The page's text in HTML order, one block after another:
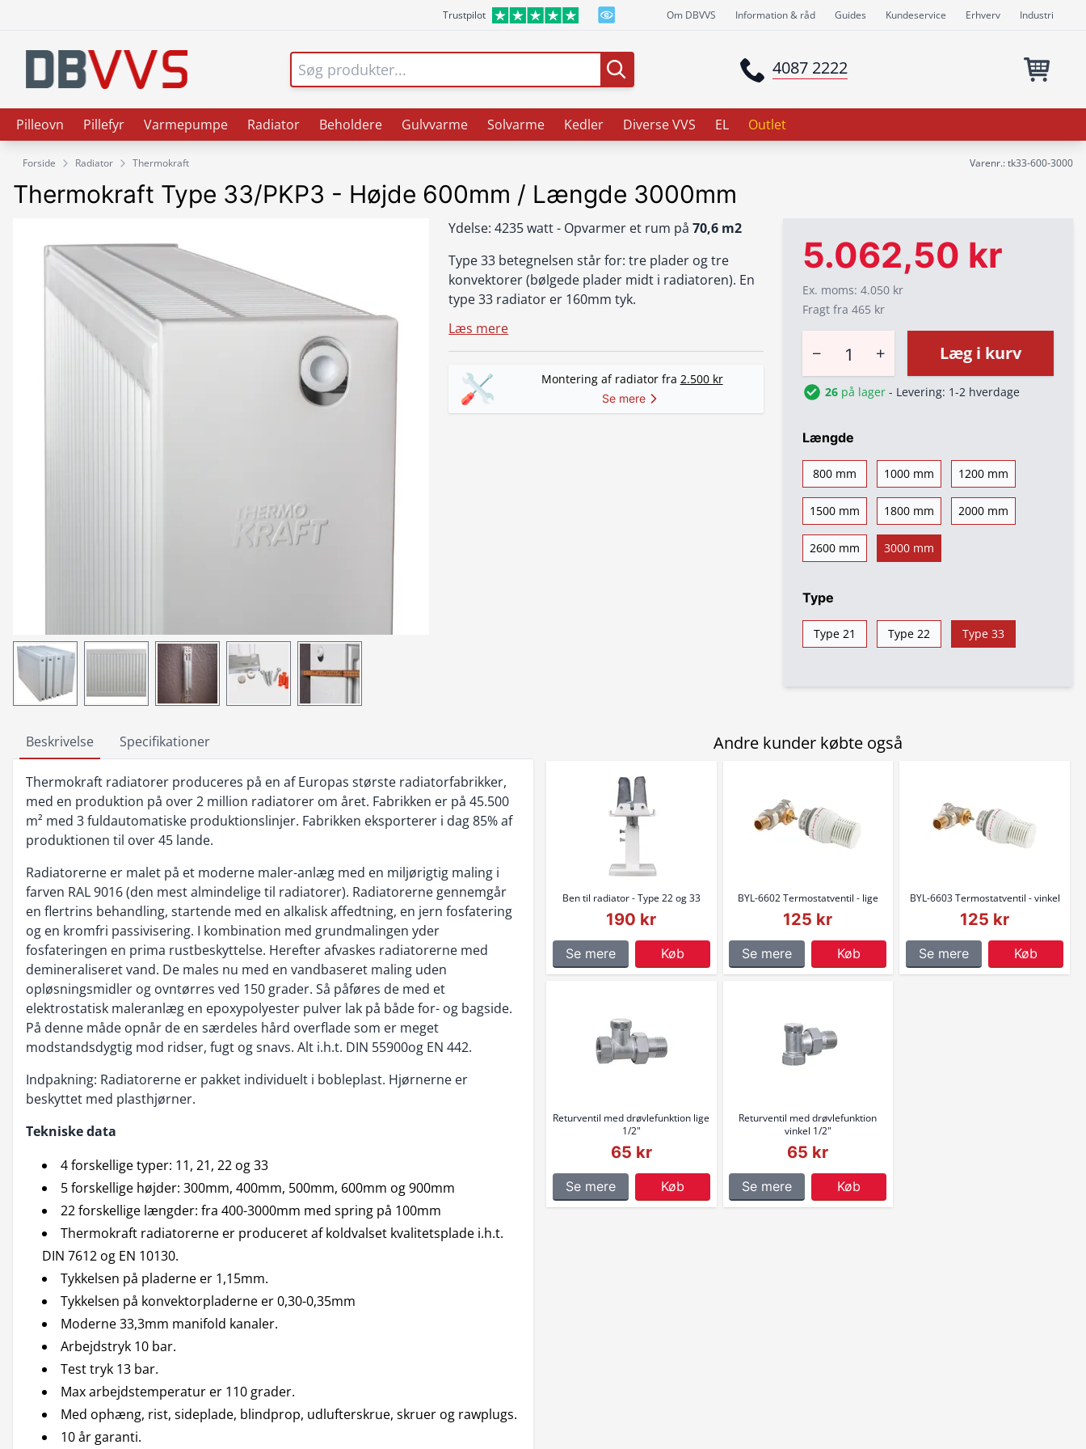
Trustpilot Om DBVVS Information & råd Guides Kundeservice Erhverv Industri
4087 2222
Pilleovn Pillefyr Varmepumpe Radiator Beholdere Gulvvarme Solvarme Kedler Diverse VVS EL Outlet
Forside Radiator Thermokraft Varenr.: tk33-600-3000
Thermokraft Type 33/PKP3 - Højde 600mm / Længde 3000mm
Ydelse: 4235 watt - Opvarmer et rum på70,6 m2
Type 33 betegnelsen står for: tre plader og tre
konvektorer (bølgede plader midt i radiatoren). En
type 33 radiator er 160mm tyk.
Læs mere
Montering af radiator fra 2.500 kr
Se mere
5.062,50 kr
Ex. moms: 4.050 kr
Fragt fra 465 kr
− + Læg i kurv
26 på lager - Levering: 1-2 hverdage
Længde
800 mm 1000 mm 1200 mm
1500 mm 1800 mm 2000 mm
2600 mm 3000 mm
Type
Type 21 Type 22 Type 33
Beskrivelse Specifikationer
Thermokraft radiatorer produceres på en af Europas største radiatorfabrikker,
med en produktion på over 2 million radiatorer om året. Fabrikken er på 45.500
m² med 3 fuldautomatiske produktionslinjer. Fabrikken eksporterer i dag 85% af
produktionen til over 45 lande.
Radiatorerne er malet på et moderne maler-anlæg med en miljørigtig maling i
farven RAL 9016 (den mest almindelige til radiatorer). Radiatorerne gennemgår
en flertrins behandling, startende med en alkalisk affedtning, en jern fosfatering
og en kromfri passivisering. I kombination med grundmalingen yder
fosfateringen en prima rustbeskyttelse. Herefter afvaskes radiatorerne med
demineraliseret vand. De males nu med en vandbaseret maling uden
opløsningsmidler og ovntørres ved 150 grader. Så påføres de med et
elektrostatisk maleranlæg en epoxypolyester pulver lak på både for- og bagside.
På denne måde opnår de en særdeles hård overflade som er meget
modstandsdygtig mod ridser, fugt og snavs. Alt i.h.t. DIN 55900og EN 442.
Indpakning: Radiatorerne er pakket individuelt i bobleplast. Hjørnerne er
beskyttet med plasthjørner.
Tekniske data
4 forskellige typer: 11, 21, 22 og 33
5 forskellige højder: 300mm, 400mm, 500mm, 600mm og 900mm
22 forskellige længder: fra 400-3000mm med spring på 100mm
Thermokraft radiatorerne er produceret af koldvalset kvalitetsplade i.h.t.
DIN 7612 og EN 10130.
Tykkelsen på pladerne er 1,15mm.
Tykkelsen på konvektorpladerne er 0,30-0,35mm
Moderne 33,3mm manifold kanaler.
Arbejdstryk 10 bar.
Test tryk 13 bar.
Max arbejdstemperatur er 110 grader.
Med ophæng, rist, sideplade, blindprop, udlufterskrue, skruer og rawplugs.
10 år garanti.
Andre kunder købte også
Ben til radiator - Type 22 og 33
190 kr
Se mere Køb
BYL-6602 Termostatventil - lige
125 kr
Se mere Køb
BYL-6603 Termostatventil - vinkel
125 kr
Se mere Køb
Returventil med drøvlefunktion lige
1/2"
65 kr
Se mere Køb
Returventil med drøvlefunktion
vinkel 1/2"
65 kr
Se mere Køb